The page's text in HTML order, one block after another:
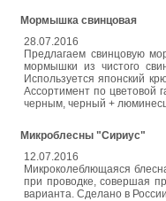
Мормышка свинцовая
28.07.2016
Предлагаем свинцовую
мормышки из чистого
Используется японский
Ассортимент по цветовой
черным, черный +
Микроблесны "Сириус"
12.07.2016
Микроколеблющаяся
при проводке, совершая
варианта. Сделано в